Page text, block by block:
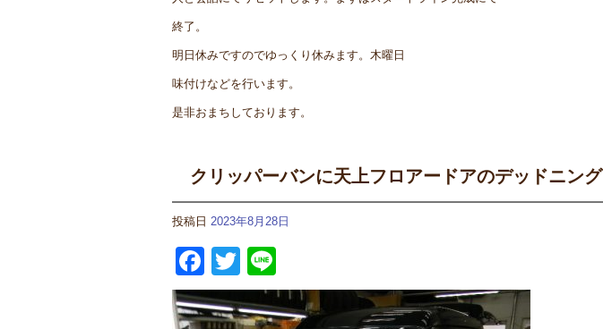
終了。
明日休みですのでゆっくり休みます。木曜日
味付けなどを行います。
是非おまちしております。
クリッパーバンに天上フロアードアのデッドニング
投稿日 2023年8月28日
Facebook
Twitter